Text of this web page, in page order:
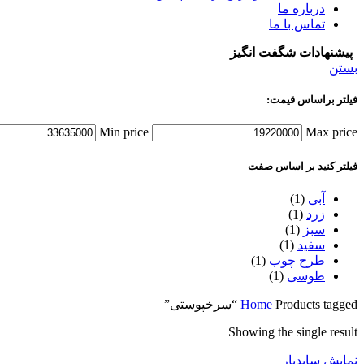
درباره ما
تماس با ما
پیشنهادات شگفت انگیز
بستن
فیلتر براساس قیمت:
Min price Max price
فیلتر کنید بر اساس صفت
آبی (1)
زرد (1)
سبز (1)
سفید (1)
طرح چوب (1)
طوسی (1)
Home Products tagged “سرخپوستی”
Showing the single result
نمایش سایدبار